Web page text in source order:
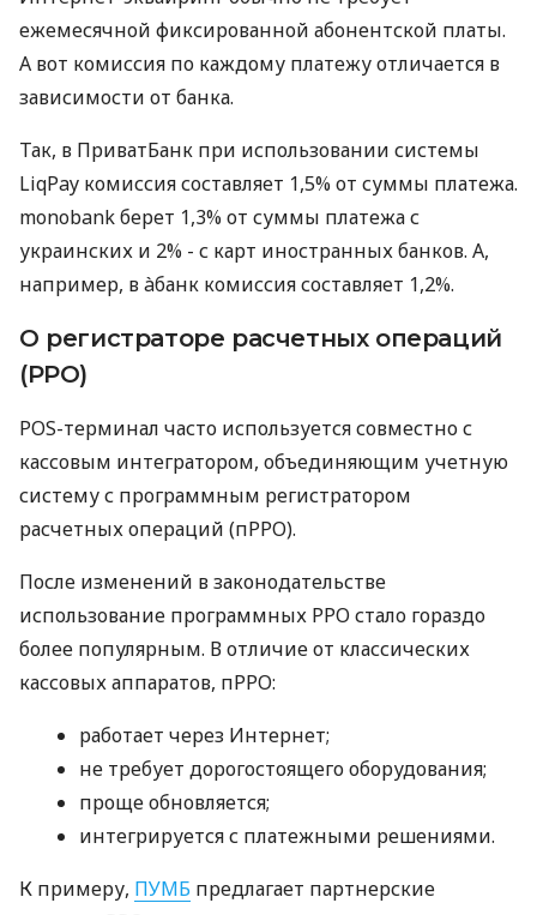
ежемесячной фиксированной абонентской платы.
А вот комиссия по каждому платежу отличается в
зависимости от банка.
Так, в ПриватБанк при использовании системы
LiqPay комиссия составляет 1,5% от суммы платежа.
monobank берет 1,3% от суммы платежа с
украинских и 2% - с карт иностранных банков. А,
например, в àбанк комиссия составляет 1,2%.
О регистраторе расчетных операций
(РРО)
POS-терминал часто используется совместно с
кассовым интегратором, объединяющим учетную
систему с программным регистратором
расчетных операций (пРРО).
После изменений в законодательстве
использование программных РРО стало гораздо
более популярным. В отличие от классических
кассовых аппаратов, пРРО:
работает через Интернет;
не требует дорогостоящего оборудования;
проще обновляется;
интегрируется с платежными решениями.
К примеру, ПУМБ предлагает партнерские